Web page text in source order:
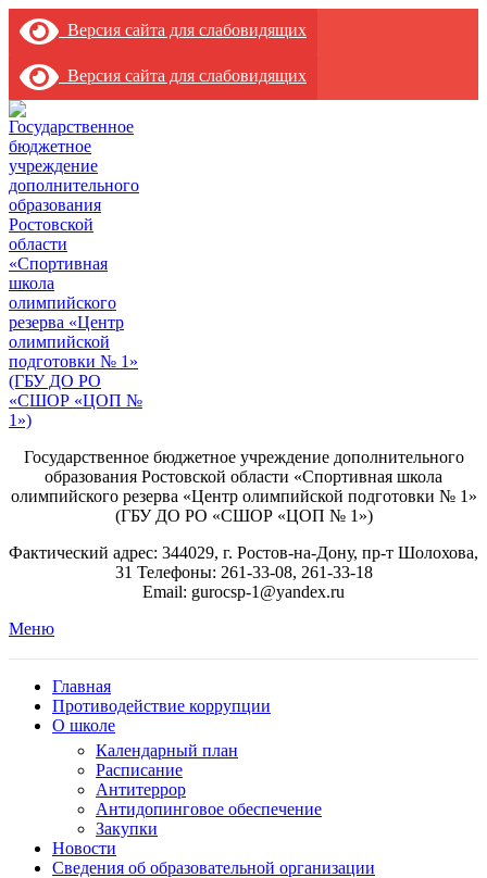
Версия сайта для слабовидящих
Версия сайта для слабовидящих
Государственное бюджетное учреждение дополнительного
образования Ростовской области «Спортивная школа
олимпийского резерва «Центр олимпийской подготовки № 1»
(ГБУ ДО РО «СШОР «ЦОП № 1»)
Фактический адрес: 344029, г. Ростов-на-Дону, пр-т Шолохова,
31 Телефоны: 261-33-08, 261-33-18
Email: gurocsp-1@yandex.ru
Меню
Главная
Противодействие коррупции
О школе
Календарный план
Расписание
Антитеррор
Антидопинговое обеспечение
Закупки
Новости
Сведения об образовательной организации